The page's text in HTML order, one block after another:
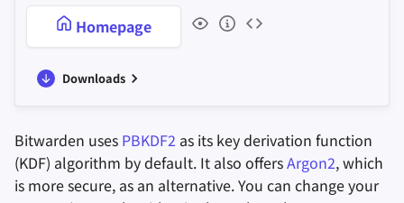
Homepage
Downloads
Bitwarden uses PBKDF2 as its key derivation function
(KDF) algorithm by default. It also offersArgon2, which
is more secure, as an alternative. You can change your